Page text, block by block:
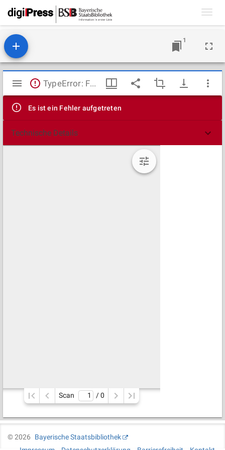
1
Mirador
Viewer
TypeError: Failed to fetch
Es ist ein Fehler aufgetreten
Technische Details
Scan / 0
©2026
Bayerische Staatsbibliothek